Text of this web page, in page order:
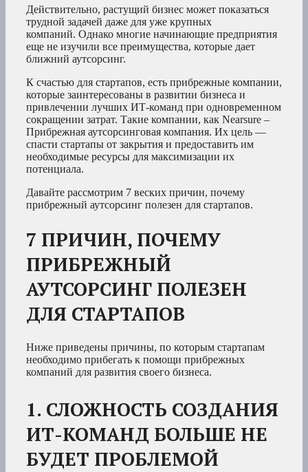
Действительно, растущий бизнес может показаться
трудной задачей даже для уже крупных
компаний. Однако многие начинающие предприятия
еще не изучили все преимущества, которые дает
ближний аутсорсинг.
К счастью для стартапов, есть прибрежные компании,
которые заинтересованы в развитии бизнеса и
привлечении лучших ИТ-команд при одновременном
сокращении затрат. Такие компании, как Nearsure –
Прибрежная аутсорсинговая компания. Их цель —
спасти стартапы от закрытия и предоставить им
необходимые ресурсы для максимизации их
потенциала.
Давайте рассмотрим 7 веских причин, почему
прибрежный аутсорсинг полезен для стартапов.
7 ПРИЧИН, ПОЧЕМУ
ПРИБРЕЖНЫЙ
АУТСОРСИНГ ПОЛЕЗЕН
ДЛЯ СТАРТАПОВ
Ниже приведены причины, по которым стартапам
необходимо прибегать к помощи прибрежных
компаний для развития своего бизнеса.
1. СЛОЖНОСТЬ СОЗДАНИЯ
ИТ-КОМАНД БОЛЬШЕ НЕ
БУДЕТ ПРОБЛЕМОЙ